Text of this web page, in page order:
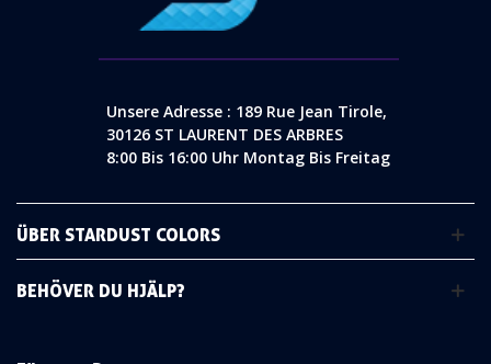
Unsere Adresse : 189 Rue Jean Tirole,
30126 ST LAURENT DES ARBRES
8:00 Bis 16:00 Uhr Montag Bis Freitag
ÜBER STARDUST COLORS
BEHÖVER DU HJÄLP?